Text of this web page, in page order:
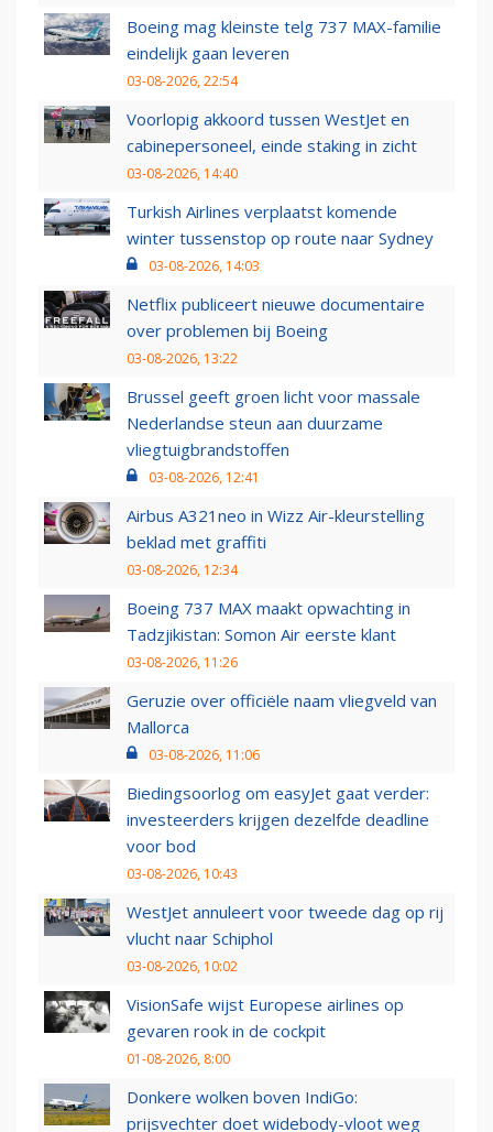
Boeing mag kleinste telg 737 MAX-familie
eindelijk gaan leveren
03-08-2026, 22:54
Voorlopig akkoord tussen WestJet en
cabinepersoneel, einde staking in zicht
03-08-2026, 14:40
Turkish Airlines verplaatst komende
winter tussenstop op route naar Sydney
03-08-2026, 14:03
Netflix publiceert nieuwe documentaire
over problemen bij Boeing
03-08-2026, 13:22
Brussel geeft groen licht voor massale
Nederlandse steun aan duurzame
vliegtuigbrandstoffen
03-08-2026, 12:41
Airbus A321neo in Wizz Air-kleurstelling
beklad met graffiti
03-08-2026, 12:34
Boeing 737 MAX maakt opwachting in
Tadzjikistan: Somon Air eerste klant
03-08-2026, 11:26
Geruzie over officiële naam vliegveld van
Mallorca
03-08-2026, 11:06
Biedingsoorlog om easyJet gaat verder:
investeerders krijgen dezelfde deadline
voor bod
03-08-2026, 10:43
WestJet annuleert voor tweede dag op rij
vlucht naar Schiphol
03-08-2026, 10:02
VisionSafe wijst Europese airlines op
gevaren rook in de cockpit
01-08-2026, 8:00
Donkere wolken boven IndiGo:
prijsvechter doet widebody-vloot weg